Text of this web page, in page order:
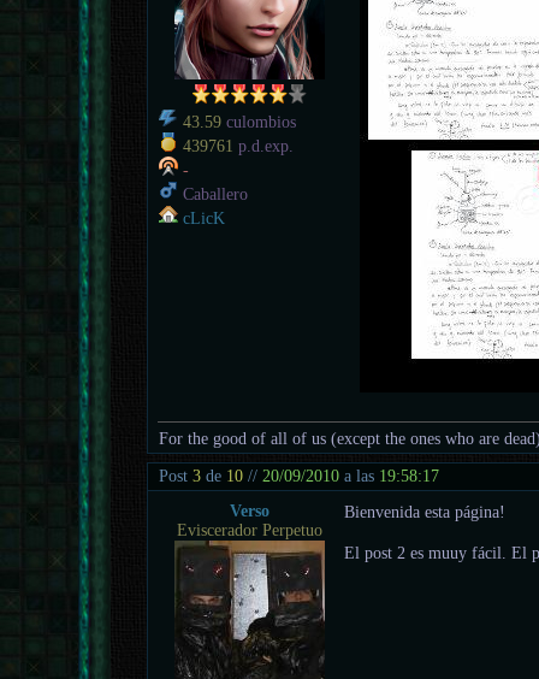
43.59 culombios
439761 p.d.exp.
-
Caballero
cLicK
For the good of all of us (except the ones who are
Post3 de 10 //20/09/2010 a las 19:58:17
Verso
Eviscerador Perpetuo
Bienvenida esta página!
El post 2 es muuy fácil. El